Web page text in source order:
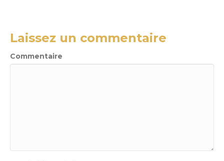
Laissez un commentaire
Commentaire